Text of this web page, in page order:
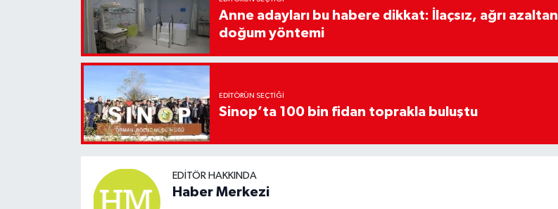
Anne adayları bu habere dikkat: İlaçsız, ağrı azaltan
doğum yöntemi
EDITÖRÜN SEÇTIĞI
Sinop’ta 100 bin fidan toprakla buluştu
EDITÖR HAKKINDA
Haber Merkezi